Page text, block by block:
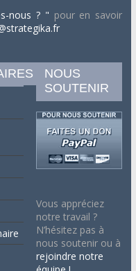
nous ? " pour en savoir
NOUS
SOUTENIR
Vous appréciez
notre travail ?
N’hésitez pas à
nous soutenir ou à
rejoindre notre